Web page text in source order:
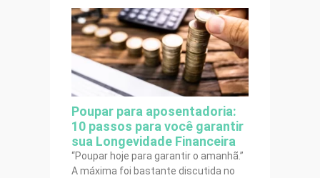
Poupar para aposentadoria:
10 passos para você garantir
sua Longevidade Financeira
“Poupar hoje para garantir o amanhã.”
A máxima foi bastante discutida no